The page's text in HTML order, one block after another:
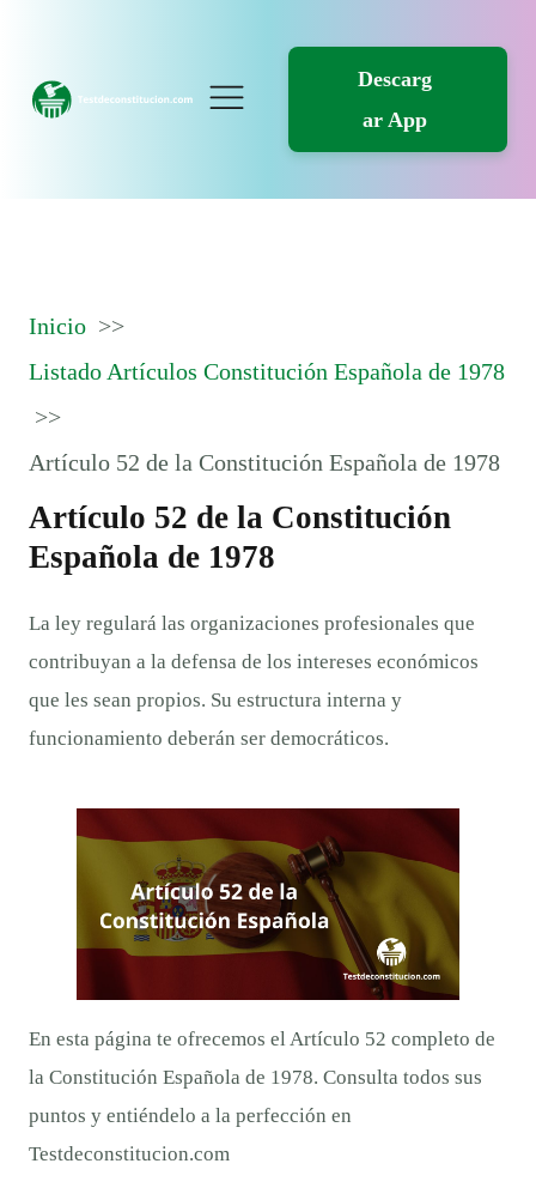
Descarg
ar App
Inicio
Listado Artículos Constitución Española de 1978
Artículo 52 de la Constitución Española de 1978
Artículo 52 de la Constitución
Española de 1978
La ley regulará las organizaciones profesionales que
contribuyan a la defensa de los intereses económicos
que les sean propios. Su estructura interna y
funcionamiento deberán ser democráticos.
En esta página te ofrecemos el Artículo 52 completo de
la Constitución Española de 1978. Consulta todos sus
puntos y entiéndelo a la perfección en
Testdeconstitucion.com